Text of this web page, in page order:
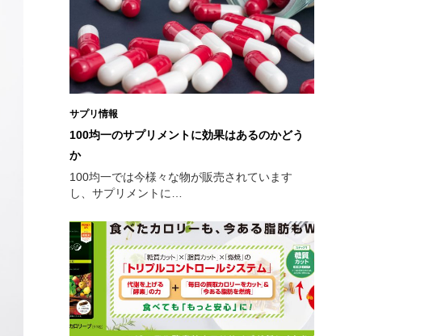
サプリ情報
100均一のサプリメントに効果はあるのかどう
か
100均一では今様々な物が販売されています
し、サプリメントに…